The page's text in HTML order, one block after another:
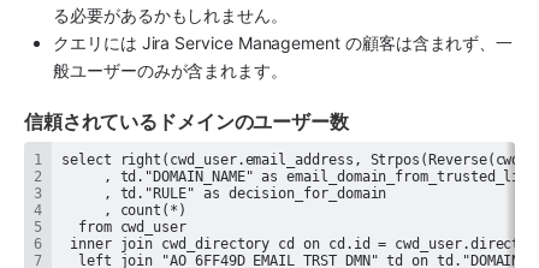
る必要があるかもしれません。
クエリには Jira Service Management の顧客は含まれず、一
般ユーザーのみが含まれます。
信頼されているドメインのユーザー数